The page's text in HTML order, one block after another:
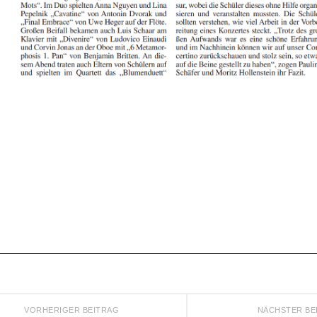
NÄCHSTER
VORHERIGER BEITRAG